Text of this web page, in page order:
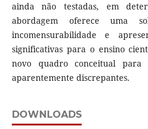
ainda não testadas, em
abordagem oferece uma
incomensurabilidade e
significativas para o ensino
novo quadro conceitual
aparentemente discrepantes.
DOWNLOADS